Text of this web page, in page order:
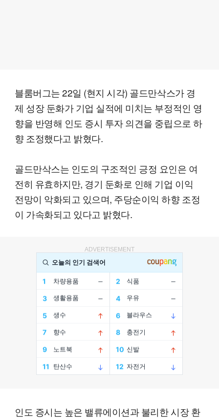
블룸버그는 22일 (현지 시각) 골드만삭스가 경
제 성장 둔화가 기업 실적에 미치는 부정적인 영
향을 반영해 인도 증시 투자 의견을 중립으로 하
향 조정했다고 밝혔다.
골드만삭스는 인도의 구조적인 긍정 요인은 여
전히 유효하지만, 경기 둔화로 인해 기업 이익
전망이 악화되고 있으며, 주당순이익 하향 조정
이 가속화되고 있다고 밝혔다.
ADVERTISEMENT
인도 증시는 높은 밸류에이션과 불리한 시장 환